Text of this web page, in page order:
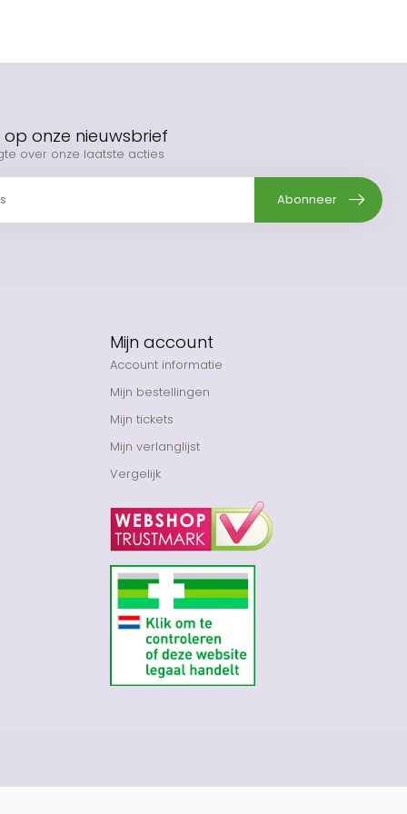
onze nieuwsbrief
over onze laatste acties
Abonneer
Mijn account
Account informatie
Mijn bestellingen
Mijn tickets
Mijn verlanglijst
Vergelijk